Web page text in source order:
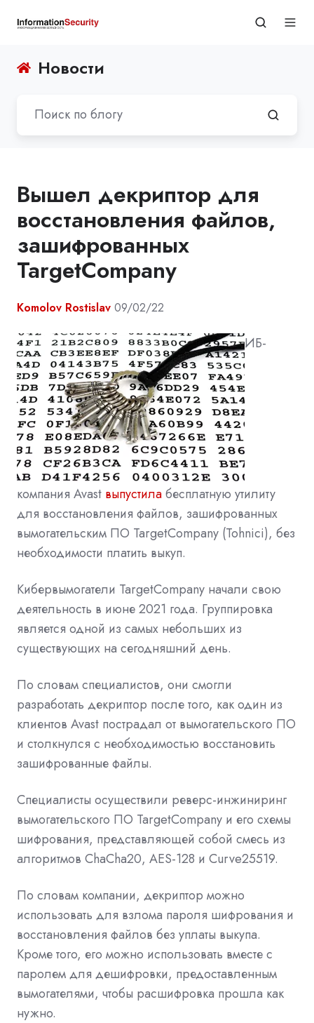
Новости
Вышел декриптор для
восстановления файлов,
зашифрованных
TargetCompany
Komolov Rostislav 09/02/22
ИБ-
компания Avast выпустилабесплатную утилиту
для восстановления файлов, зашифрованных
вымогательским ПО TargetCompany (Tohnici), без
необходимости платить выкуп.
Кибервымогатели TargetCompany начали свою
деятельность в июне 2021 года. Группировка
является одной из самых небольших из
существующих на сегодняшний день.
По словам специалистов, они смогли
разработать декриптор после того, как один из
клиентов Avast пострадал от вымогательского ПО
и столкнулся с необходимостью восстановить
зашифрованные файлы.
Специалисты осуществили реверс-инжиниринг
вымогательского ПО TargetCompany и его схемы
шифрования, представляющей собой смесь из
алгоритмов ChaCha20, AES-128 и Curve25519.
По словам компании, декриптор можно
использовать для взлома пароля шифрования и
восстановления файлов без уплаты выкупа.
Кроме того, его можно использовать вместе с
паролем для дешифровки, предоставленным
вымогателями, чтобы расшифровка прошла как
нужно.